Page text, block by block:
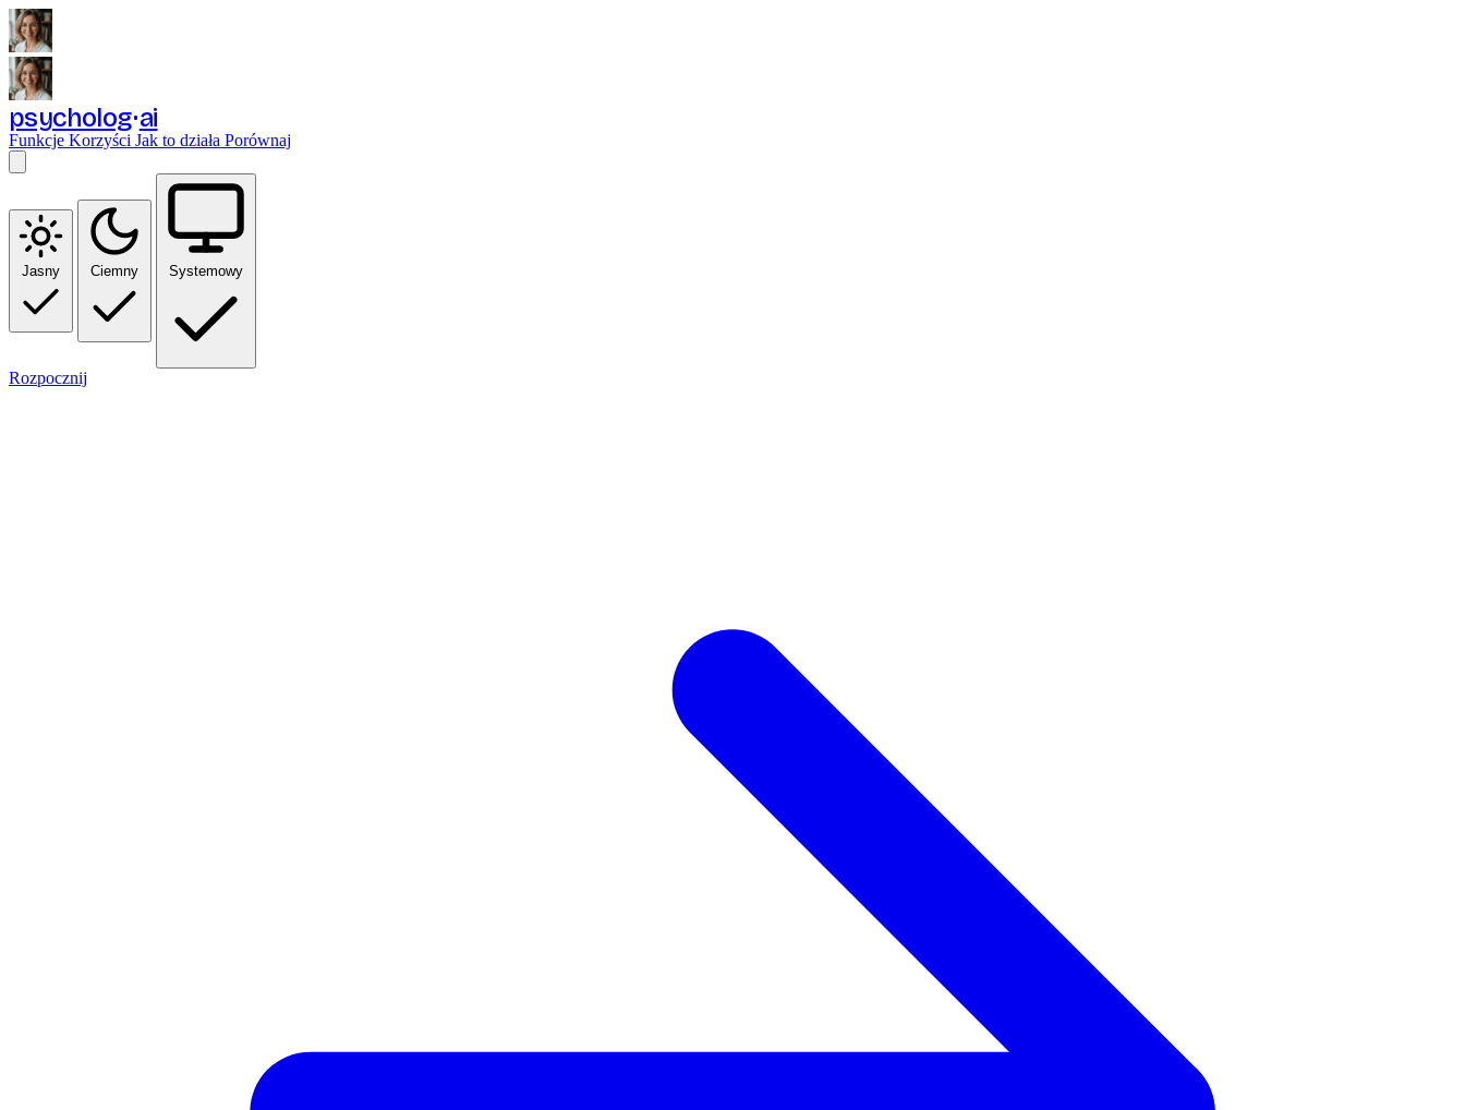
psycholog ai
Funkcje Korzyści Jak to działa Porównaj
Jasny Ciemny Systemowy
Rozpocznij